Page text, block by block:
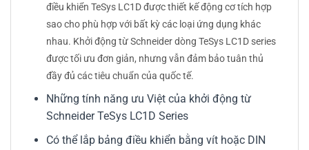
điều khiển TeSys LC1D được thiết kế động cơ tích hợp
sao cho phù hợp với bất kỳ các loại ứng dụng khác
nhau. Khởi động từ Schneider dòng TeSys LC1D series
được tối ưu đơn giản, nhưng vẫn đảm bảo tuân thủ
đầy đủ các tiêu chuẩn của quốc tế.
Những tính năng ưu Việt của khởi động từ
Schneider TeSys LC1D Series
Có thể lắp bảng điều khiển bằng vít hoặc DIN